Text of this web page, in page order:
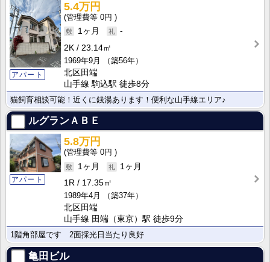
アパート
5.4万円
0円
1ヶ月
-
2K
23.14㎡
1969年9月
（築56年）
北区田端
山手線 駒込駅 徒歩8分
猫飼育相談可能！近くに銭湯あります！便利な山手線エリア♪
ルグランＡＢＥ
アパート
5.8万円
0円
1ヶ月
1ヶ月
1R
17.35㎡
1989年4月
（築37年）
北区田端
山手線 田端（東京）駅 徒歩9分
1階角部屋です 2面採光日当たり良好
亀田ビル